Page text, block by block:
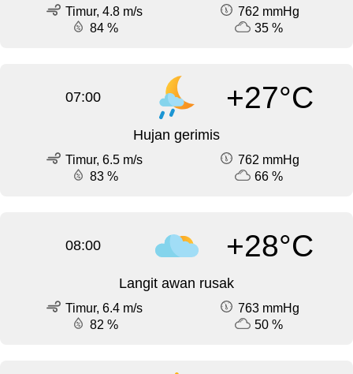
Timur, 4.8 m/s
762 mmHg
84 %
35 %
07:00 +27°C
Hujan gerimis
Timur, 6.5 m/s
762 mmHg
83 %
66 %
08:00 +28°C
Langit awan rusak
Timur, 6.4 m/s
763 mmHg
82 %
50 %